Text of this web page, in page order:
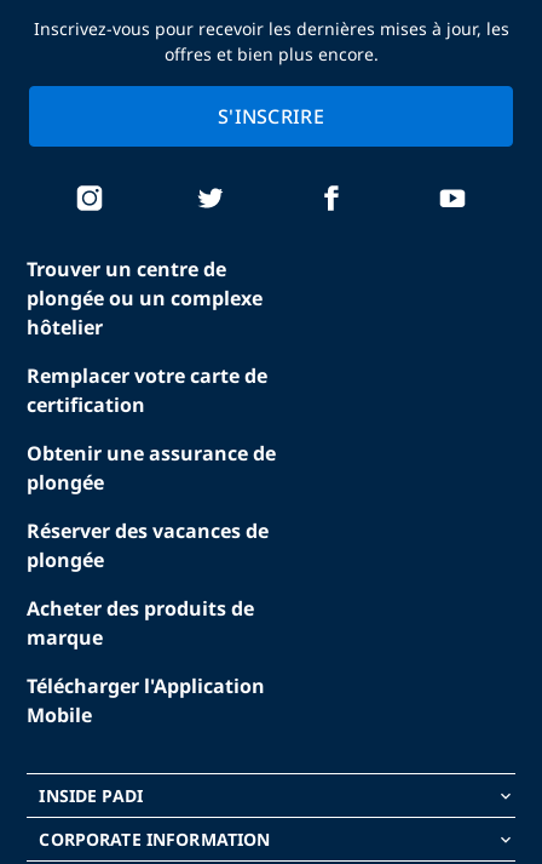
Trouver un centre de
plongée ou un complexe
hôtelier
Remplacer votre carte de
certification
Obtenir une assurance de
plongée
Réserver des vacances de
plongée
Acheter des produits de
marque
Télécharger l'Application
Mobile
INSIDE PADI keyboard_arrow_down
CORPORATE INFORMATION keyboard_arrow_down
Inscrivez-vous pour recevoir les dernières mises à jour, les
offres et bien plus encore.
S'INSCRIRE